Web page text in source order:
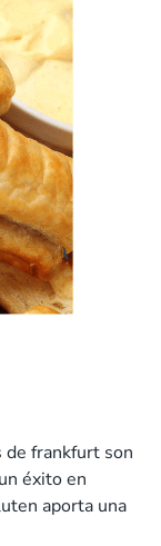
frankfurt son
éxito en
aporta una